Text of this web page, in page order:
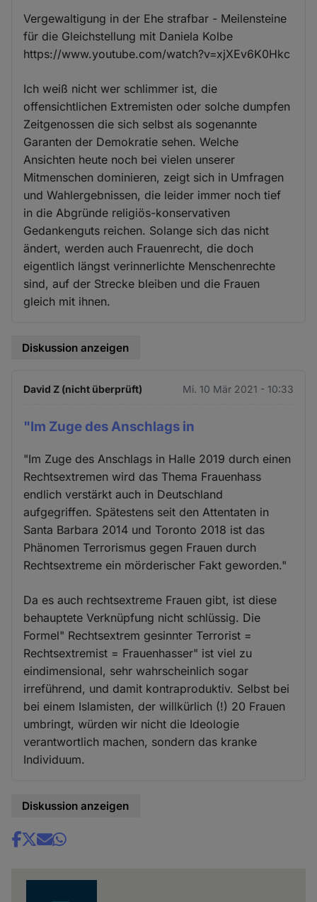
Vergewaltigung in der Ehe strafbar - Meilensteine
für die Gleichstellung mit Daniela Kolbe
https://www.youtube.com/watch?v=xjXEv6K0Hkc
Ich weiß nicht wer schlimmer ist, die
offensichtlichen Extremisten oder solche dumpfen
Zeitgenossen die sich selbst als sogenannte
Garanten der Demokratie sehen. Welche
Ansichten heute noch bei vielen unserer
Mitmenschen dominieren, zeigt sich in Umfragen
und Wahlergebnissen, die leider immer noch tief
in die Abgründe religiös-konservativen
Gedankenguts reichen. Solange sich das nicht
ändert, werden auch Frauenrecht, die doch
eigentlich längst verinnerlichte Menschenrechte
sind, auf der Strecke bleiben und die Frauen
gleich mit ihnen.
Diskussion anzeigen
David Z (nicht überprüft) Mi. 10 Mär 2021 - 10:33
"Im Zuge des Anschlags in
"Im Zuge des Anschlags in Halle 2019 durch einen
Rechtsextremen wird das Thema Frauenhass
endlich verstärkt auch in Deutschland
aufgegriffen. Spätestens seit den Attentaten in
Santa Barbara 2014 und Toronto 2018 ist das
Phänomen Terrorismus gegen Frauen durch
Rechtsextreme ein mörderischer Fakt geworden."
Da es auch rechtsextreme Frauen gibt, ist diese
behauptete Verknüpfung nicht schlüssig. Die
Formel" Rechtsextrem gesinnter Terrorist =
Rechtsextremist = Frauenhasser" ist viel zu
eindimensional, sehr wahrscheinlich sogar
irreführend, und damit kontraproduktiv. Selbst bei
bei einem Islamisten, der willkürlich (!) 20 Frauen
umbringt, würden wir nicht die Ideologie
verantwortlich machen, sondern das kranke
Individuum.
Diskussion anzeigen
Share